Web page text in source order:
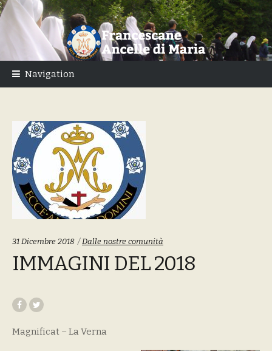
navigation
content
Navigation
31 Dicembre 2018 Tags:
Dalle nostre comunità
IMMAGINI DEL 2018
Magnificat – La Verna